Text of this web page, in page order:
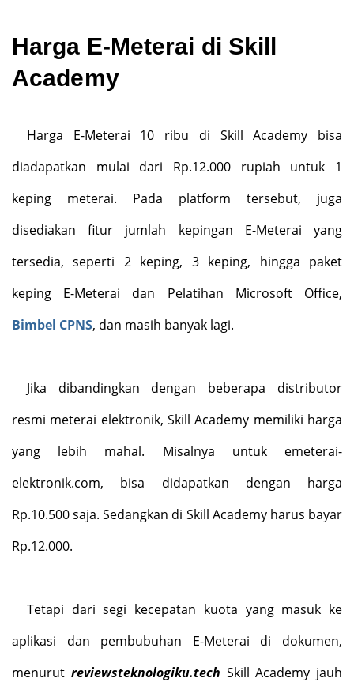
Harga E-Meterai di Skill
Academy
Harga E-Meterai 10 ribu di Skill Academy bisa
diadapatkan mulai dari Rp.12.000 rupiah untuk 1
keping meterai. Pada platform tersebut, juga
disediakan fitur jumlah kepingan E-Meterai yang
tersedia, seperti 2 keping, 3 keping, hingga paket
keping E-Meterai dan Pelatihan Microsoft Office,
Bimbel CPNS, dan masih banyak lagi.
Jika dibandingkan dengan beberapa distributor
resmi meterai elektronik, Skill Academy memiliki harga
yang lebih mahal. Misalnya untuk emeterai-
elektronik.com, bisa didapatkan dengan harga
Rp.10.500 saja. Sedangkan di Skill Academy harus bayar
Rp.12.000.
Tetapi dari segi kecepatan kuota yang masuk ke
aplikasi dan pembubuhan E-Meterai di dokumen,
menurut reviewsteknologiku.tech Skill Academy jauh